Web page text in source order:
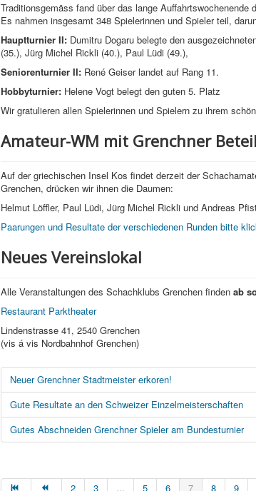
Traditionsgemäss fand über das lange
Es nahmen insgesamt 348 Spielerinnen und Spieler teil,
Hauptturnier II: Dumitru Dogaru belegte den
(35.), Jürg Michel Rickli (40.), Paul Lüdi (49.),
Seniorenturnier II: René Geiser landet auf Rang 11.
Hobbyturnier: Helene Vogt belegt den guten 5. Platz
Wir gratulieren allen Spielerinnen und Spielern zu ihrem
Amateur-WM mit Grenchner
Auf der griechischen Insel Kos findet derzeit der
Grenchen, drücken wir ihnen die Daumen:
Helmut Löffler, Paul Lüdi, Jürg Michel Rickli und Andreas
Paarungen und Resultate der verschiedenen Runden bitte
Neues Vereinslokal
Alle Veranstaltungen des Schachklubs Grenchen finden ab
Restaurant Parktheater
Lindenstrasse 41, 2540 Grenchen
(vis á vis Nordbahnhof Grenchen)
Neuer Grenchner Stadtmeister erkoren!
Gute Resultate an den Schweizer Einzelmeisterschaften
Gutes Abschneiden Grenchner Spieler am Bundesturnier
2 3 ... 5 6 7 8 9